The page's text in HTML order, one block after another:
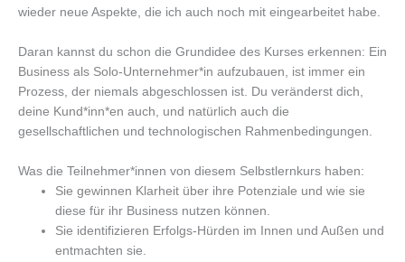
wieder neue Aspekte, die ich auch noch mit eingearbeitet habe.
Daran kannst du schon die Grundidee des Kurses erkennen: Ein
Business als Solo-Unternehmer*in aufzubauen, ist immer ein
Prozess, der niemals abgeschlossen ist. Du veränderst dich,
deine Kund*inn*en auch, und natürlich auch die
gesellschaftlichen und technologischen Rahmenbedingungen.
Was die Teilnehmer*innen von diesem Selbstlernkurs haben:
Sie gewinnen Klarheit über ihre Potenziale und wie sie
diese für ihr Business nutzen können.
Sie identifizieren Erfolgs-Hürden im Innen und Außen und
entmachten sie.